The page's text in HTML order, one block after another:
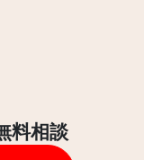
料相談